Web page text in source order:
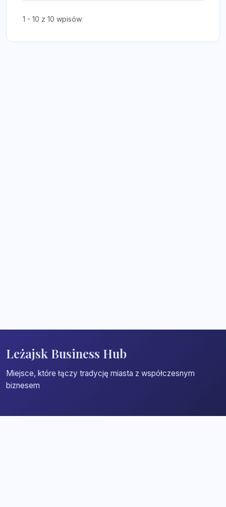
1 - 10 z 10 wpisów
Leżajsk Business Hub
Miejsce, które łączy tradycję miasta z współczesnym
biznesem